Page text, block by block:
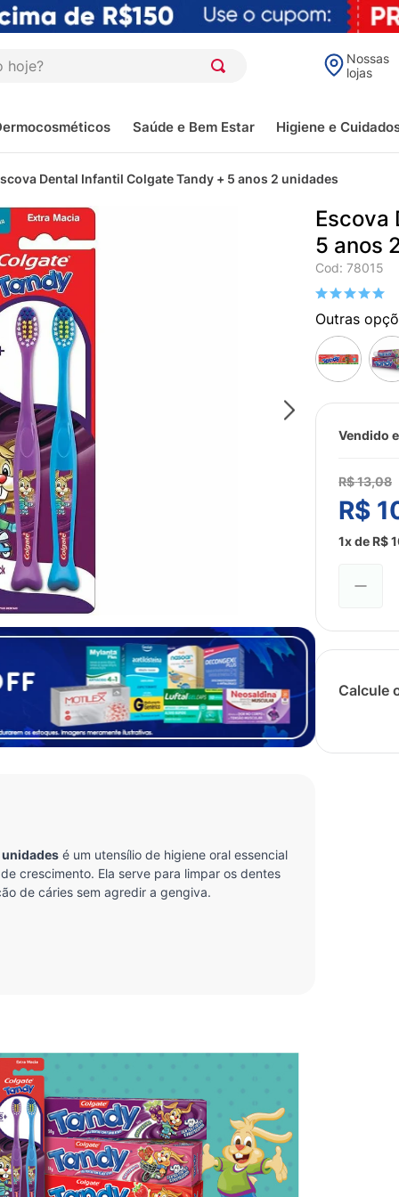
Nossas
lojas
Saúde e Bem Estar Higiene e
Dental Infantil Colgate Tandy + 5 anos 2 unidades
Escova
5 anos
Cod:78015
Vendido
R$13,08
R$
1x de R$
unidades é um utensílio de higiene oral essencial
crescimento. Ela serve para limpar os dentes
de cáries sem agredir a gengiva.
a escovação diária mais segura,
compacta com cantos emborrachados, que
precisão sem causar atrito ou machucados nas